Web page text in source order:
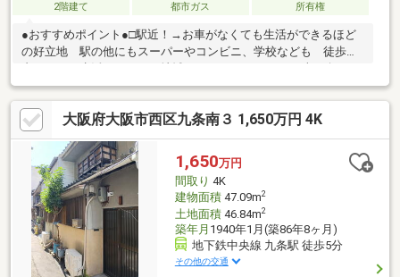
2階建て 都市ガス 所有権
●おすすめポイント●□駅近！→お車がなくても生活ができるほど
の好立地 駅の他にもスーパーやコンビニ、学校なども 徒歩圏
日当たり・風通し良好！□前道幅員４m！→前道が広いため日を遮
るものも少なく 玄関や窓から差し込む日当たりや 風通しも良
好です！□ユニバーサルスタジオジャパンまでの アクセス良
好！→車の場合だと約１３分で到着可能！ JRの場合だとJR西九
条駅から約１１分の アクセス良好の立地！
大阪府大阪市西区九条南３ 1,650万円 4K
1,650万円
間取り 4K
建物面積47.09m2
土地面積46.84m2
築年月 1940年1月(築86年8ヶ月)
地下鉄中央線 九条駅 徒歩5分
その他の交通